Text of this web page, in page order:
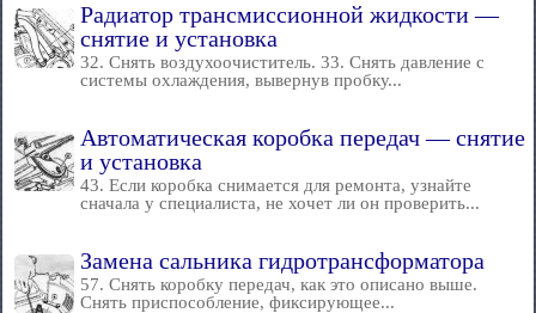
Радиатор трансмиссионной жидкости —
снятие и установка
32. Снять воздухоочиститель. 33. Снять давление с
системы охлаждения, вывернув пробку...
Автоматическая коробка передач — снятие
и установка
43. Если коробка снимается для ремонта, узнайте
сначала у специалиста, не хочет ли он проверить...
Замена сальника гидротрансформатора
57. Снять коробку передач, как это описано выше.
Снять приспособление, фиксирующее...